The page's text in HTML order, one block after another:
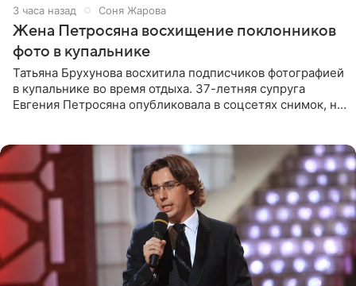
3 часа назад Соня Жарова
Жена Петросяна восхищение поклонников
фото в купальнике
Татьяна Брухунова восхитила подписчиков фотографией
в купальнике во время отдыха. 37-летняя супруга
Евгения Петросяна опубликовала в соцсетях снимок, на